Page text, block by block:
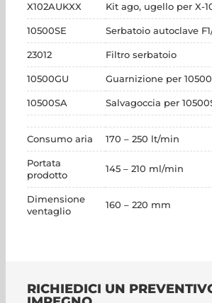
X102AUKXX Kit ago, ugello per X-
10500SE Serbatoio autoclave
23012 Filtro serbatoio
10500GU Guarnizione per
10500SA Salvagoccia per
Consumo aria 170 – 250 lt/min
Portata
prodotto
145 – 210 ml/min
Dimensione
ventaglio
160 – 220 mm
RICHIEDICI UN